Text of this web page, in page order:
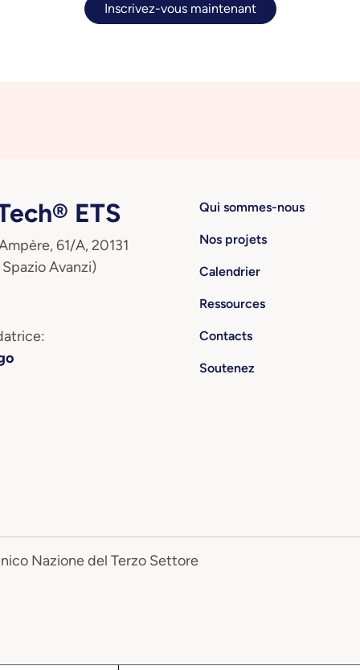
Inscrivez-vous maintenant
ETS
61/A, 20131
Avanzi)
Qui sommes-nous
Nos projets
Calendrier
Ressources
Contacts
Soutenez
Nazione del Terzo Settore